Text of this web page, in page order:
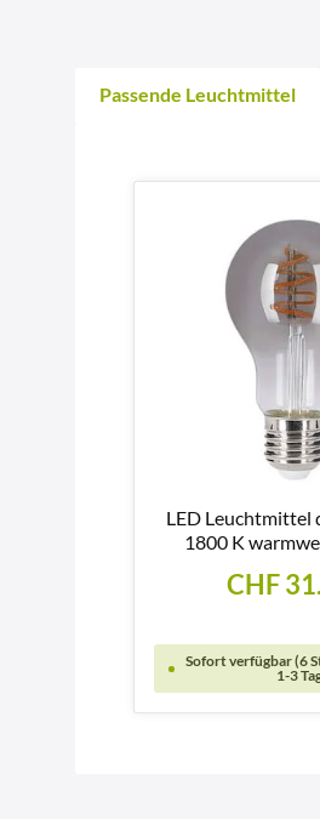
Passende Leuchtmittel
LED Leuchtmittel
1800 K
CHF
Sofort verfügbar (6
1-3